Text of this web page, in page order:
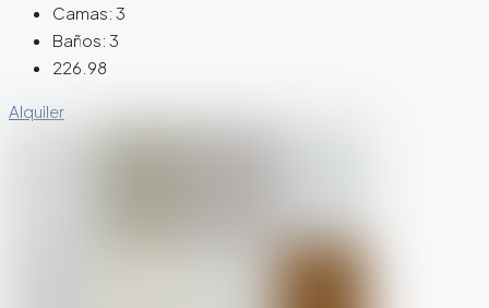
Camas: 3
Baños: 3
226.98
Alquiler